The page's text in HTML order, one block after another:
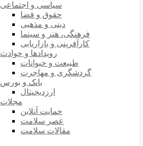
سیاسی و اجتماعی
حقوق و قضا
دینی و مذهبی
فرهنگی، هنر و سینما
کارآفرینی و بازاریابی
رویدادها و حوادث
طبیعت و حیوانات
گردشگری و مهاجرت
بانک و بورس
ارزدیجیتال
مجلات
حمایت آنلاین
عصر سلامت
مقالات سلامت